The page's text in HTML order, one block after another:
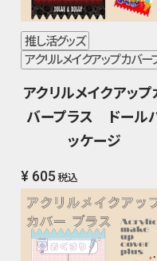
推し活グッズ
アクリルメイクアップカバー
アクリルメイクアップ
バープラス ドール
ッケージ
¥ 605 税込